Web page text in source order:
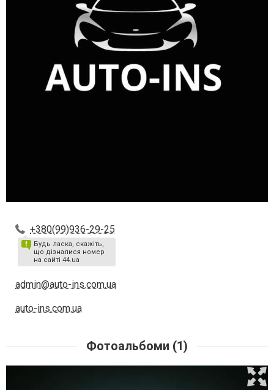
+380(99)936-29-25
Будь ласка, скажіть,
що дізналися номер
на сайті 44.ua
admin@auto-ins.com.ua
auto-ins.com.ua
Фотоальбоми (1)